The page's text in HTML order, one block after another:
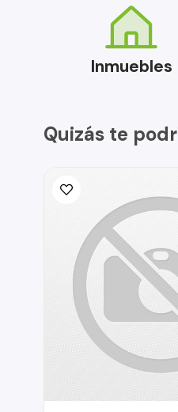
Inmuebles
Quizás te